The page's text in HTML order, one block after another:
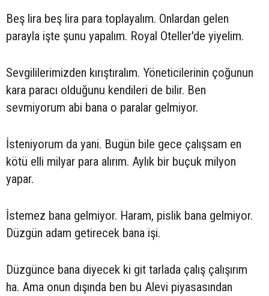
Beş lira beş lira para toplayalım. Onlardan gelen
parayla işte şunu yapalım. Royal Oteller'de yiyelim.
Sevgililerimizden kırıştıralım. Yöneticilerinin çoğunun
kara paracı olduğunu kendileri de bilir. Ben
sevmiyorum abi bana o paralar gelmiyor.
İsteniyorum da yani. Bugün bile gece çalışsam en
kötü elli milyar para alırım. Aylık bir buçuk milyon
yapar.
İstemez bana gelmiyor. Haram, pislik bana gelmiyor.
Düzgün adam getirecek bana işi.
Düzgünce bana diyecek ki git tarlada çalış çalışırım
ha. Ama onun dışında ben bu Alevi piyasasından